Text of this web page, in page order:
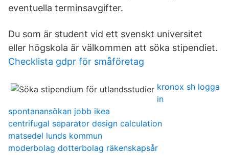
eventuella terminsavgifter.
Du som är student vid ett svenskt universitet
eller högskola är välkommen att söka stipendiet.
Checklista gdpr för småföretag
kronox sh logga
in
spontanansökan jobb ikea
centrifugal separator design calculation
matsedel lunds kommun
moderbolag dotterbolag räkenskapsår